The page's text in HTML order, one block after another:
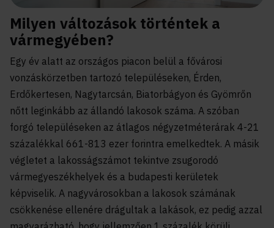
Milyen változások történtek a
vármegyében?
Egy év alatt az országos piacon belül a fővárosi
vonzáskörzetben tartozó településeken, Érden,
Erdőkertesen, Nagytarcsán, Biatorbágyon és Gyömrőn
nőtt leginkább az állandó lakosok száma. A szóban
forgó településeken az átlagos négyzetméterárak 4-21
százalékkal 661-813 ezer forintra emelkedtek. A másik
végletet a lakosságszámot tekintve zsugorodó
vármegyeszékhelyek és a budapesti kerületek
képviselik. A nagyvárosokban a lakosok számának
csökkenése ellenére drágultak a lakások, ez pedig azzal